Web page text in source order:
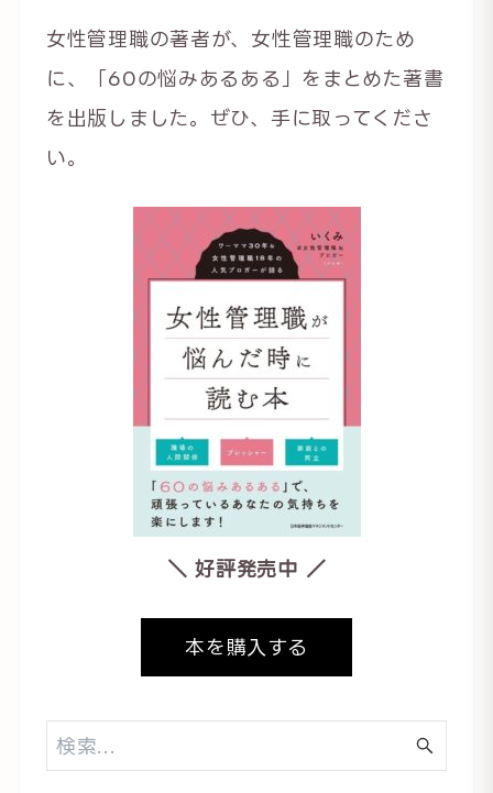
女性管理職の著者が、女性管理職のため
に、「60の悩みあるある」をまとめた著書
を出版しました。ぜひ、手に取ってくださ
い。
＼ 好評発売中 ／
本を購入する